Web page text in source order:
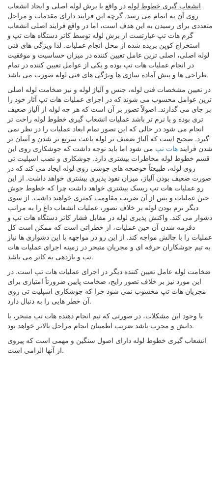
انشعاب گیری خطوط لوله در واقع با برش لوله اصلی و ایجاد انشعاب
روی آن به اتمام می ‌رسد. گرچه این فرایند دارای مقدمات و مراحل
متعددی برای رسیدن به این هدف است، اما در واقع فرایند اصلی انشعاب
گرم هات تپ عبارتست از برش لوله توسط کاتر دستگاه هات تپ و
استخراج کوپن بریده شده از محل انجام عملیات. لذا ویژگی ‌های فنی
لوله اصلی، اصلی ترین عامل تعیین کننده در میزان حساسیت و موفقیت
در انجام عملیات هات تپ بوده و یکی از عوامل تعیین کننده در تمام
طراحی ‌ها و پیش ‌آماده سازی ‌ها ویژگی‌ های فنی لوله صورت می‌ باشد.
در تعیین مشخصات فنی لوله، جنس و آلیاژ لوله و نیز ضخامت لوله اصلی
‌ترین عوامل محسوب می ‌شوند که در اجرای عملیات هات تپ آثار خود را
بر جای می ‌گذارند. اصولاً تصور بر آن است که هر چه لوله از آلیاژ ضعیف‌
تری بوده و یا نرم ‌تر باشد عملیات انشعاب گیری خطوط لوله راحت ‌تر
انجام می ‌شود در حالی ‌که این تصور تمام ابعاد عملیات را در نظر نمی
‌گیرد. صحیح است که آلیاژ ضعیف ‌تر لوله باعث سریع تر شدن و آسان تر
شدن فرایند هات تپ می‌ شود اما باید توجه داشت که جوشکاری روی این
قسم خطوط لوله مخاطرات بیشتری دارد. جوشکاری و نصب اسپلیت تی
روی لوله، طبیعتاً حوضچه‌ های جوشی روی لوله ایجاد می‌ کند که در
صورت ضعیف بودن آلیاژ، میزان نفوذ ‌پذیری بیشتری خواهد داشت. از این
رو عملیات هات تپ ریسک بیشتری خواهد داشت چرا که خطوط جوش
حین عملیات و پس از آن ضریب مقاومت کمتری خواهند داشت. از سوی
دیگر نرم بودن لوله بر خلاف تصور، عملیات انشعاب داغ را به مراتب
دشوار می ‌کند. واکنش ‌پذیری لوله در مقابل فشار کاتر دستگاه هات تپ و
دفرمه شدن آن حین عملیات، از خطراتی است که ممکن است کل
عملیات را با چالش مواجه کند. از این رو در مواجهه با این دشواری ‌ها نیاز
به تیم جوشکاران حرفه ‌ای و مجریان متبحر در زمینه اجرای عملیات هات
تپ و بازدهی به کاتر می ‌باشد.
ضخامت لوله عامل تعیین کننده دیگر در اجرای عملیات هات تپ است. در
این مورد نیز بر خلاف تصور رایج، ضخامت پایین ضرورتاً امتیازی برای
مجریان هات تپ محسوب نمی‌ شود چرا که جوشکاری اسپلیت تی روی
آن خطر هایی را به دنبال دارد.
با وجود این مشکلات، در صورتی که تیم انجام دهنده هات تپ متبحر، با
دانش و مجرب باشد ضریب اطمینان انجام مراحل بالاتر خواهد بود.
انشعاب گیری خطوط لوله دارای اصول سنگین و مهمی است که پیروی
از آنها الزامی است.